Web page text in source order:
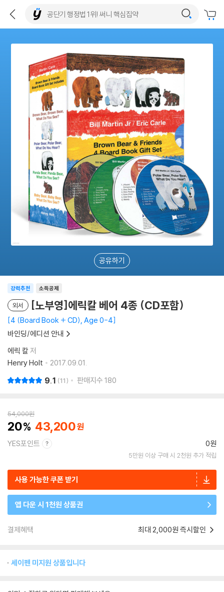
공유하기
소득공제
강력추천
외서 [노부영]에릭칼 베어 4종 (CD포함)
4 (Board Book + CD), Age 0-4
바인딩/에디션 안내
에릭 칼 저
Henry Holt
2017.09.01.
9.1 11 판매지수 180
54,000원
20 43,200
YES포인트 0원
5만원 이상 구매 시 2천원 추가 적립
사용 가능한 쿠폰 받기
앱 다운 시 1천원 상품권
결제혜택 최대 2,000원 즉시할인
세이펜 미지원 상품입니다